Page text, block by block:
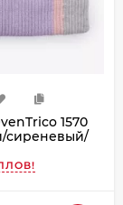
1570
сиреневый/